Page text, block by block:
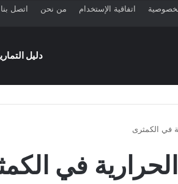
اتفاقية الإستخدام من نحن اتصل بنا
دليل
في الكمثرى
في